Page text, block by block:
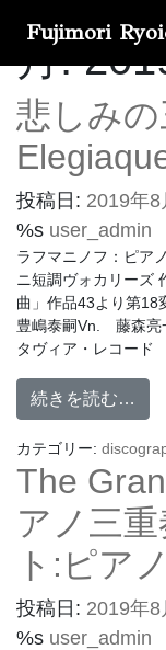
Fujimori
月:
悲しみ
投稿日: 2019年8
%s user_admin
ラフマニノフ：ピア
ニ短調ヴォカリーズ
曲」作品43より第
豊嶋泰嗣Vn. 藤森亮
タヴィア・レコー
続きを読む…
カテゴリー:
The
アノ三
ト:ピア
投稿日: 2019年8
%s user_admin